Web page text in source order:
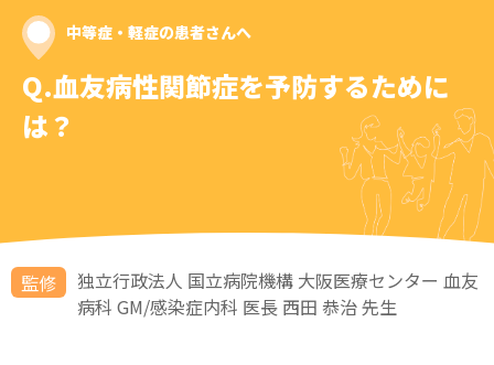
血友病患者さんの特徴
血友病の症状
症状が慢性化したら
検査と診断
保因者について知ろう
保因者と出血
妊娠・出産時のリスクと備え
凝固因子活性値を知っておこう
出血時の対処
血友病の治療（補充療法）
家庭で行う補充療法
インヒビター
“ユチュウ部マネージャー”
よくある質問
第1回 宮崎 開久さん
いまからスタート！
シェアード・ディシジョン・メイキング
（SDM）
シェアード・ディシジョン・メイキングって？
医療者が主導する治療決定からシェアード・ディシジョ
ン・メイキングへ
シェアード・ディシジョン・メイキングを行うための準備
いまのあなたの状況をまとめて、医師と話す準備をしてみ
ましょう
すぐに役立つ！シェアード・ディシジョン・メイキング
笑顔の未来を共に描こう Draw Your Voice.
こんなときどうしてる？どうだった
学校生活
保育園／幼稚園にはどう伝えた？
小学校にはどう伝えた？
就職するとき心配なことは？
大学にはどう伝えた？
家族・人間関係
子ども／自分が病気とわかったとき、どう思った？
子どもが病気とわかったとき、配偶者の反応やサポート
子ども（男の子）に病気のことをどう伝えた？
周囲に病気のことを話している？
交際相手に病気のことをどう伝えた？
病気のことで、親子で喧嘩になったことはありますか？
治療について
病気や治療のことで疑問／不安があったときどうしてる？
実際に家庭で輸注してみて、どうだった？
病気や治療に関する情報は、どう収集している？
やりたいスポーツはできている？そのために注意してるこ
旅行はどうしてる？そのために注意していることは？
生活するうえで疑問／不安があったときどうしてる？
（保因者として）子どもを産むとき、どうだった？
患者さんのココロが前向きになる心理学
なんでこんな気持ちになるの？
患者さんの心のステージとは？
ステージ1-1 病気の理解 病気を前向きに受け止めるために
ステージ1-2 病気の理解 自己肯定感の高め方
ステージ2-1 サポーターとの関係構築 自分の気持ちをうま
ント
ステージ3-1 病気のコントロールと達成感 マイナス思考か
日常生活について
日常生活での注意
中等症・軽症の患者さんが危ない
Q.中等症・軽症での出血リスクは？
Q.どのような出血が起こりやすいですか？
ライフステージに応じた
血友病のつきあい方
出血時の対処
血液凝固因子について
定期補充療法について
血友病治療のゴール
年齢や生活に合わせた定期補充療法
成長や生活に合わせた治療法の見直し
思春期 血友病と共に描く未来
血友病治療の復習
定期補充療法の復習
青年期 血友病治療について再確認
定期補充療法を見直そう
中高年期 血友病とエイジング
ブリッジ
膝のマッスルセッティング
腕の曲げ伸ばし運動
CSLベーリングの医薬品をお使いの患者さんへ
中等症・軽症の患者さんへ
Q.血友病性関節症を予防するために
は？
監修
独立行政法人 国立病院機構 大阪医療センター 血友
病科 GM/感染症内科 医長 西田 恭治 先生